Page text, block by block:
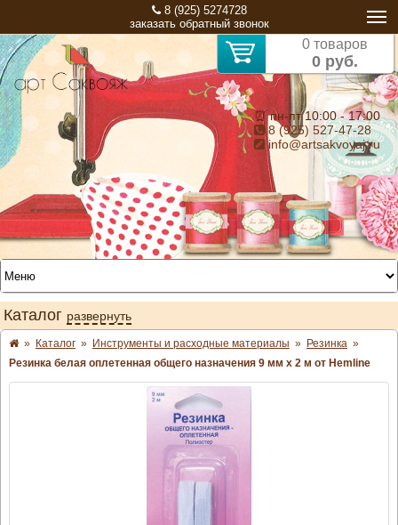
8 (925) 5274728
заказать обратный звонок
0 товаров
0 руб.
⏰ пн-пт 10:00 - 17:00
8 (925) 527-47-28
info@artsakvoyaj.ru
Каталог развернуть
» Каталог » Инструменты и расходные материалы » Резинка »
Резинка белая оплетенная общего назначения 9 мм х 2 м от Hemline